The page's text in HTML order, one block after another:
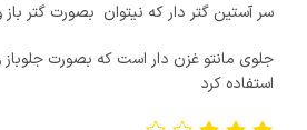
سر آستین گتر دار که نیتوان بصورت گتر باز
جلوی مانتو غزن دار است که بصورت
استفاده کرد